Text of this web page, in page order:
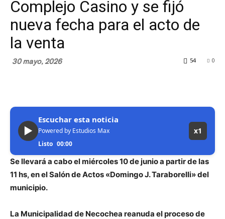
Complejo Casino y se fijó
nueva fecha para el acto de
la venta
30 mayo, 2026 0
54
▶
Escuchar esta noticia
Powered by Estudios Max
Listo 00:00
x1
Se llevará a cabo el miércoles 10 de junio a partir de las
11 hs, en el Salón de Actos «Domingo J. Taraborelli» del
municipio.
La Municipalidad de Necochea reanuda el proceso de